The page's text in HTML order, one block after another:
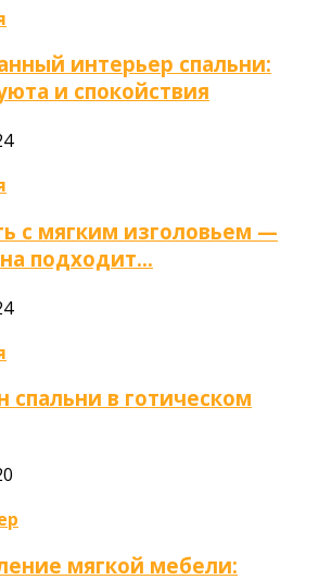
интерьер спальни:
и спокойствия
с мягким изголовьем —
подходит…
спальни в готическом
мягкой мебели: